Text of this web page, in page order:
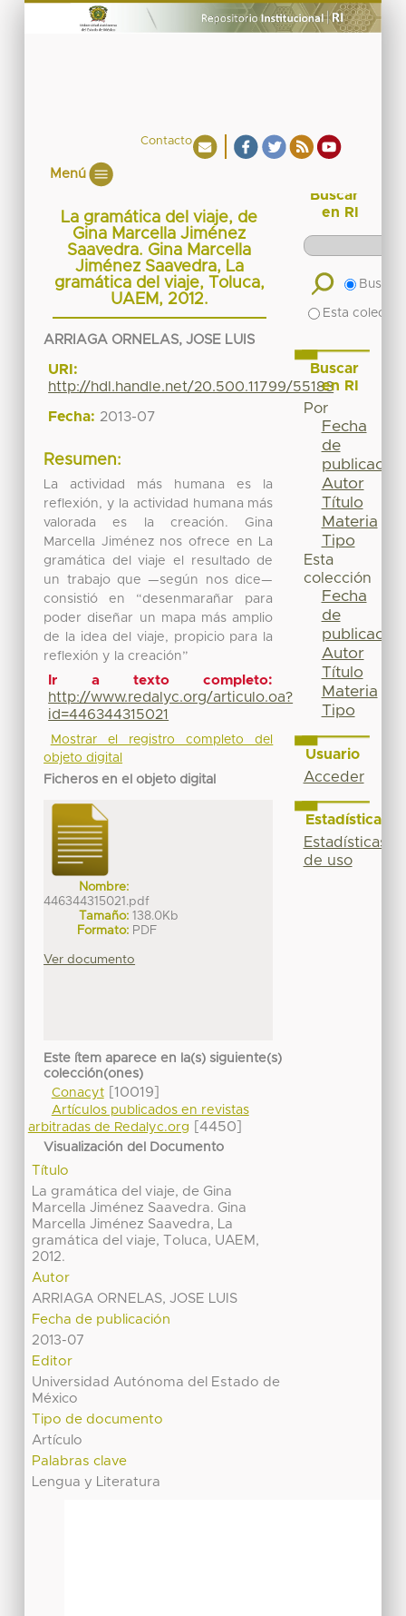
Contacto
Menú
La gramática del viaje, de
Gina Marcella Jiménez
Saavedra. Gina Marcella
Jiménez Saavedra, La
gramática del viaje, Toluca,
UAEM, 2012.
ARRIAGA ORNELAS, JOSE LUIS
URI:
http://hdl.handle.net/20.500.11799/55183
Fecha: 2013-07
Resumen:
La actividad más humana es la
reflexión, y la actividad humana más
valorada es la creación. Gina
Marcella Jiménez nos ofrece en La
gramática del viaje el resultado de
un trabajo que —según nos dice—
consistió en “desenmarañar para
poder diseñar un mapa más amplio
de la idea del viaje, propicio para la
reflexión y la creación”
Ir a texto completo:
http://www.redalyc.org/articulo.oa?
id=446344315021
Mostrar el registro completo del
objeto digital
Ficheros en el objeto digital
Nombre:
446344315021.pdf
Tamaño: 138.0Kb
Formato: PDF
Ver documento
Este ítem aparece en la(s) siguiente(s)
colección(ones)
Conacyt[10019]
Artículos publicados en revistas
arbitradas de Redalyc.org
[4450]
Visualización del Documento
Título
La gramática del viaje, de Gina
Marcella Jiménez Saavedra. Gina
Marcella Jiménez Saavedra, La
gramática del viaje, Toluca, UAEM,
2012.
Autor
ARRIAGA ORNELAS, JOSE LUIS
Fecha de publicación
2013-07
Editor
Universidad Autónoma del Estado de
México
Tipo de documento
Artículo
Palabras clave
Lengua y Literatura
Buscar
en RI
Buscar
Esta
Buscar
en RI
Por
Fecha
de
publicación
Autor
Título
Materia
Tipo
Esta
colección
Fecha
de
publicación
Autor
Título
Materia
Tipo
Usuario
Acceder
Estadísticas
Estadísticas
de uso